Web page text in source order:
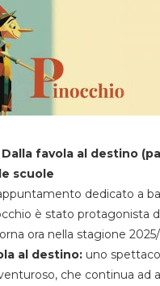
favola al destino
scuole
dedicato a
è stato protagonista
ora nella stagione
al destino: uno
che continua ad